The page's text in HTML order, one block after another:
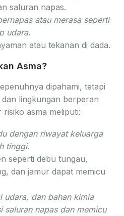
saluran napas.
atau merasa seperti
udara.
atau tekanan di dada.
Asma?
dipahami, tetapi
lingkungan berperan
asma meliputi:
dengan riwayat keluarga
tinggi.
seperti debu tungau,
dan jamur dapat memicu
dan bahan kimia
saluran napas dan memicu